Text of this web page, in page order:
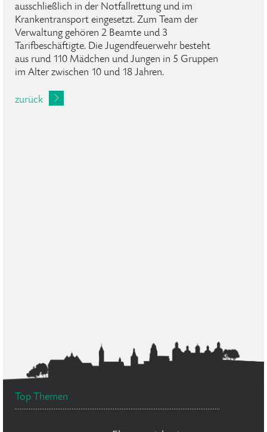
ausschließlich in der Notfallrettung und im
Krankentransport eingesetzt. Zum Team der
Verwaltung gehören 2 Beamte und 3
Tarifbeschäftigte. Die Jugendfeuerwehr besteht
aus rund 110 Mädchen und Jungen in 5 Gruppen
im Alter zwischen 10 und 18 Jahren.
zurück
Top Themen